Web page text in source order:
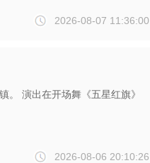
2026-08-07 11:36:00
。 演出在开场舞《五星红旗》
2026-08-06 20:10:26